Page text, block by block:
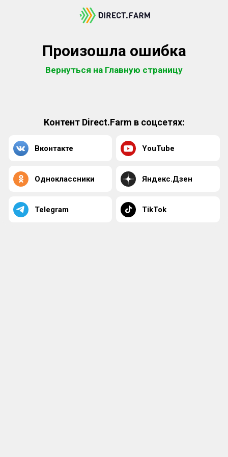
Произошла ошибка
Вернуться на Главную страницу
Контент Direct.Farm в соцсетях:
Вконтакте YouTube
Одноклассники Яндекс.Дзен
Telegram TikTok